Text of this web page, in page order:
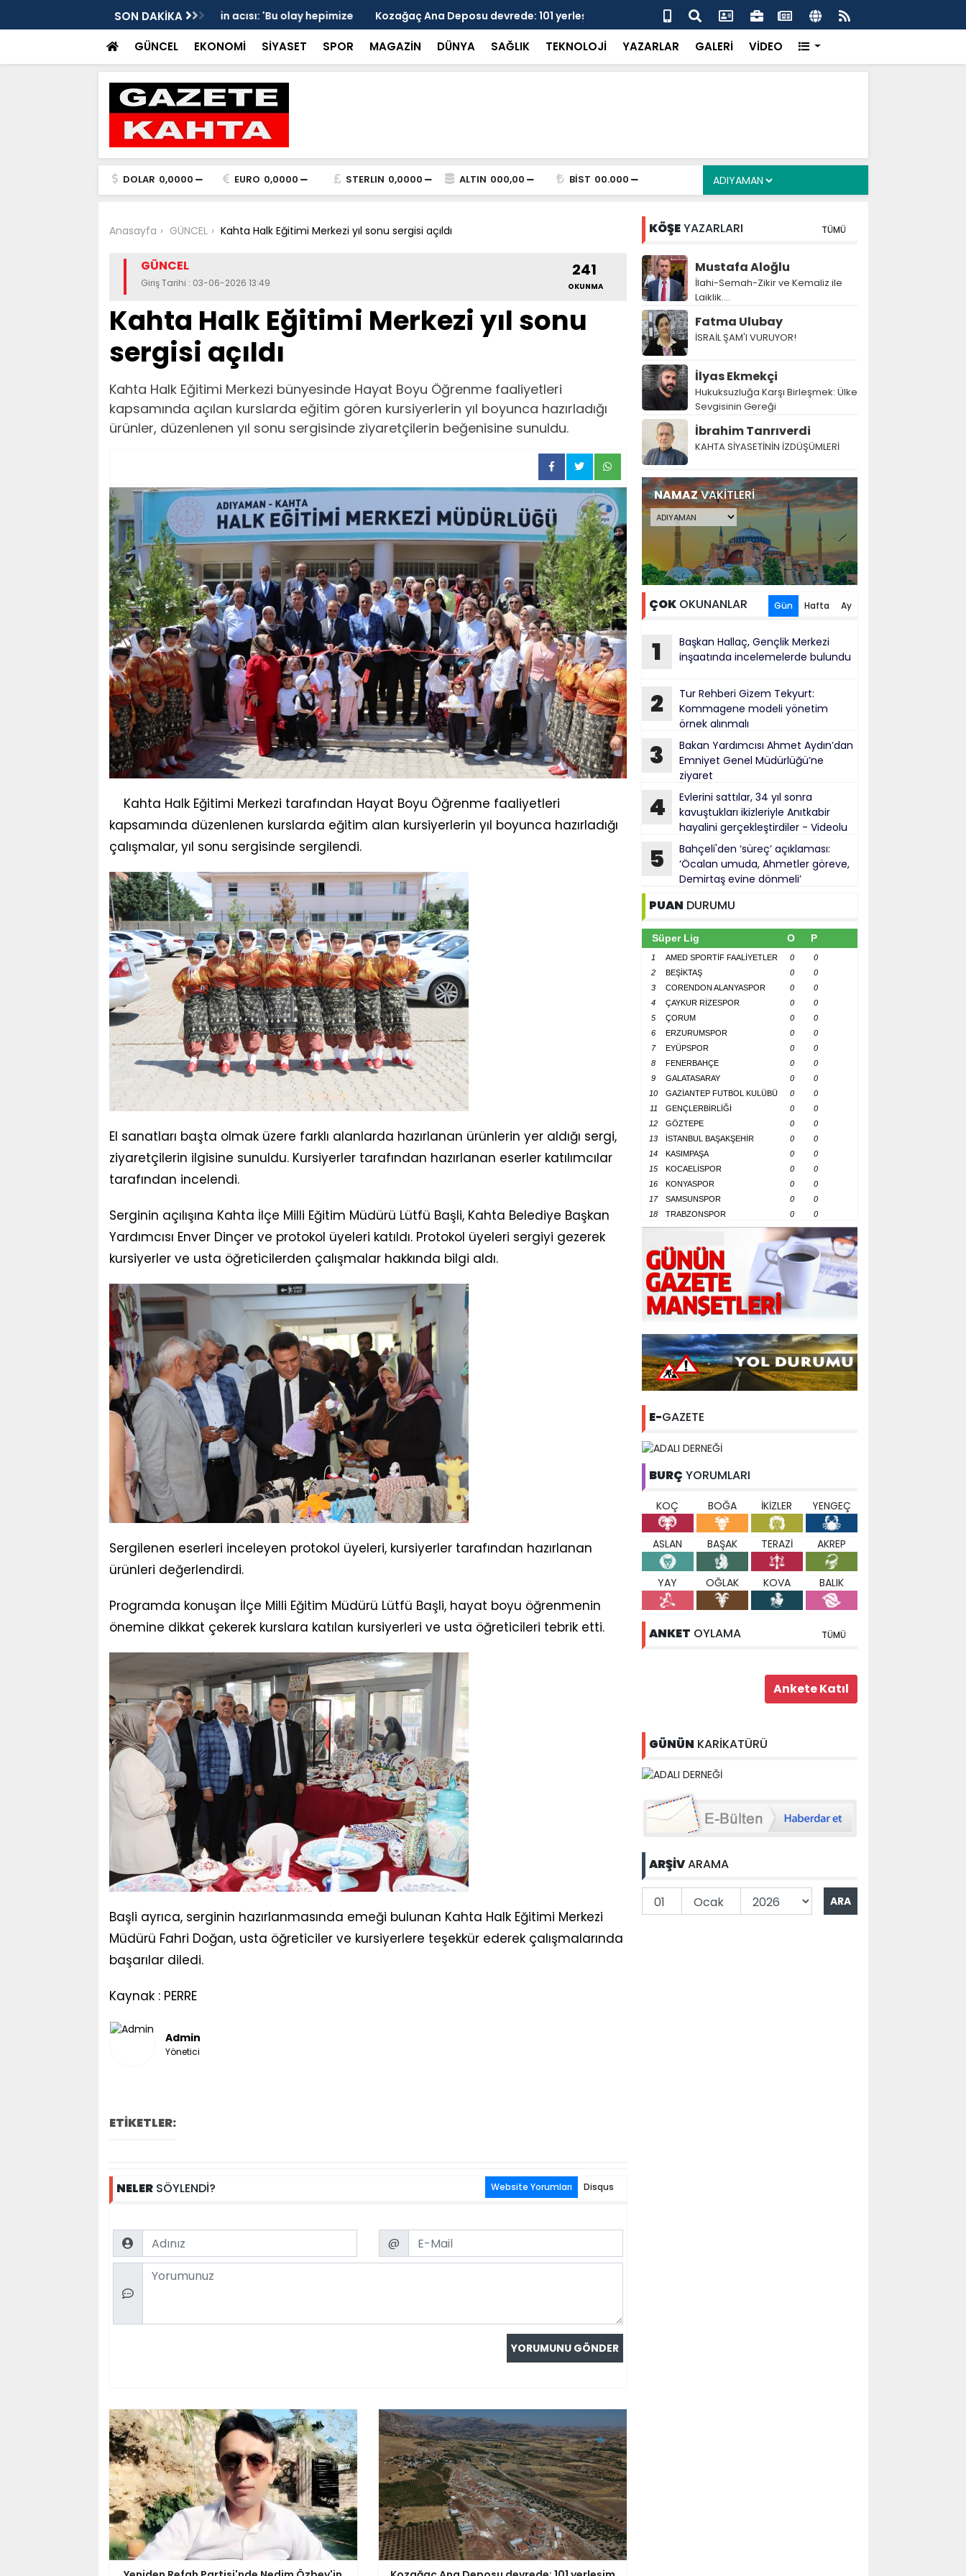
SON DAKİKA
Özbey'in acısı: 'Bu olay hepimize
Kozağaç Ana Deposu devrede: 101 yerleşim birimini kapsayan dev su
projesinde önemli eşik aşıldı
Prof. Dr. Dalyan: ‘Fransız Enstitüsü raporu, Adıyaman'daki siyasi
kırılmayı 'metroköy' kavramıyla açıklıyor’
GÜNCEL EKONOMİ SİYASET SPOR MAGAZİN DÜNYA SAĞLIK TEKNOLOJİ YAZARLAR GALERİ VİDEO
DOLAR 0,0000 EURO 0,0000 STERLIN 0,0000 ALTIN 000,00 BİST 00.000
Anasayfa GÜNCEL Kahta Halk Eğitimi Merkezi yıl sonu sergisi açıldı
GÜNCEL
Giriş Tarihi : 03-06-2026 13:49
241
OKUNMA
Kahta Halk Eğitimi Merkezi yıl sonu
sergisi açıldı
Kahta Halk Eğitimi Merkezi bünyesinde Hayat Boyu Öğrenme faaliyetleri
kapsamında açılan kurslarda eğitim gören kursiyerlerin yıl boyunca hazırladığı
ürünler, düzenlenen yıl sonu sergisinde ziyaretçilerin beğenisine sunuldu.
Kahta Halk Eğitimi Merkezi tarafından Hayat Boyu Öğrenme faaliyetleri
kapsamında düzenlenen kurslarda eğitim alan kursiyerlerin yıl boyunca hazırladığı
çalışmalar, yıl sonu sergisinde sergilendi.
El sanatları başta olmak üzere farklı alanlarda hazırlanan ürünlerin yer aldığı sergi,
ziyaretçilerin ilgisine sunuldu. Kursiyerler tarafından hazırlanan eserler katılımcılar
tarafından incelendi.
Serginin açılışına Kahta İlçe Milli Eğitim Müdürü Lütfü Başli, Kahta Belediye Başkan
Yardımcısı Enver Dinçer ve protokol üyeleri katıldı. Protokol üyeleri sergiyi gezerek
kursiyerler ve usta öğreticilerden çalışmalar hakkında bilgi aldı.
Sergilenen eserleri inceleyen protokol üyeleri, kursiyerler tarafından hazırlanan
ürünleri değerlendirdi.
Programda konuşan İlçe Milli Eğitim Müdürü Lütfü Başli, hayat boyu öğrenmenin
önemine dikkat çekerek kurslara katılan kursiyerleri ve usta öğreticileri tebrik etti.
Başli ayrıca, serginin hazırlanmasında emeği bulunan Kahta Halk Eğitimi Merkezi
Müdürü Fahri Doğan, usta öğreticiler ve kursiyerlere teşekkür ederek çalışmalarında
başarılar diledi.
Kaynak : PERRE
Admin
Yönetici
ETİKETLER:
NELERSÖYLENDİ? Website Yorumları Disqus
Name Email
@
Comment
KÖŞEYAZARLARI TÜMÜ
Mustafa Aloğlu
İlahi-Semah-Zikir ve Kemaliz ile
Laiklik….
Fatma Ulubay
İSRAİL ŞAM'I VURUYOR!
İlyas Ekmekçi
Hukuksuzluğa Karşı Birleşmek: Ülke
Sevgisinin Gereği
İbrahim Tanrıverdi
KAHTA SİYASETİNİN İZDÜŞÜMLERİ
NAMAZVAKİTLERİ
ÇOKOKUNANLAR Gün Hafta Ay
1
Başkan Hallaç, Gençlik Merkezi
inşaatında incelemelerde bulundu
2
Tur Rehberi Gizem Tekyurt:
Kommagene modeli yönetim
örnek alınmalı
3
Bakan Yardımcısı Ahmet Aydın’dan
Emniyet Genel Müdürlüğü’ne
ziyaret
4
Evlerini sattılar, 34 yıl sonra
kavuştukları ikizleriyle Anıtkabir
hayalini gerçekleştirdiler - Videolu
5
Bahçeli'den ‘süreç’ açıklaması:
‘Öcalan umuda, Ahmetler göreve,
Demirtaş evine dönmeli’
PUAN DURUMU
Süper Lig O P
1 AMED SPORTİF FAALİYETLER 0
0
2
BEŞİKTAŞ 0
0
3
CORENDON ALANYASPOR 0
0
4
ÇAYKUR RİZESPOR 0
0
5
ÇORUM 0
0
6
ERZURUMSPOR 0
0
7
EYÜPSPOR 0
0
8
FENERBAHÇE 0
0
9
GALATASARAY 0
0
10
GAZİANTEP FUTBOL KULÜBÜ 0
0
11
GENÇLERBİRLİĞİ 0
0
12
GÖZTEPE 0
0
13
İSTANBUL BAŞAKŞEHİR 0
0
14
KASIMPAŞA 0
0
15
KOCAELİSPOR 0
0
16
KONYASPOR 0
0
17
SAMSUNSPOR 0
0
18
TRABZONSPOR 0 0
E-GAZETE
BURÇ YORUMLARI
KOÇ BOĞA İKİZLER YENGEÇ
ASLAN BAŞAK TERAZİ AKREP
YAY OĞLAK KOVA BALIK
ANKET OYLAMA TÜMÜ
GÜNÜN KARİKATÜRÜ
ARŞİVARAMA